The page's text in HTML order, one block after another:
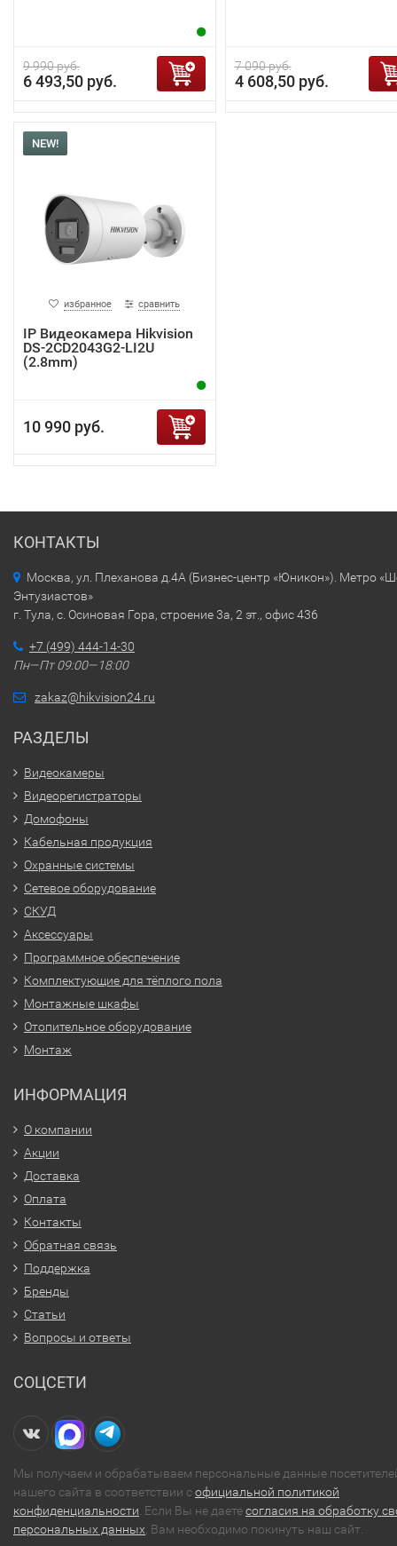
9 990 руб.
6 493,50 руб.
7 090 руб.
4 608,50 руб.
NEW!
избранное сравнить
IP Видеокамера Hikvision
DS-2CD2043G2-LI2U
(2.8mm)
10 990 руб.
КОНТАКТЫ
Москва, ул. Плеханова д.4А (Бизнес-центр «Юникон»). Метро
Энтузиастов»
г. Тула, с. Осиновая Гора, строение 3а, 2 эт., офис 436
+7 (499) 444-14-30
Пн—Пт 09:00—18:00
zakaz@hikvision24.ru
РАЗДЕЛЫ
Видеокамеры
Видеорегистраторы
Домофоны
Кабельная продукция
Охранные системы
Сетевое оборудование
СКУД
Аксессуары
Программное обеспечение
Комплектующие для тёплого пола
Монтажные шкафы
Отопительное оборудование
Монтаж
ИНФОРМАЦИЯ
О компании
Акции
Доставка
Оплата
Контакты
Обратная связь
Поддержка
Бренды
Статьи
Вопросы и ответы
СОЦСЕТИ
Мы получаем и обрабатываем персональные данные
нашего сайта в соответствии софициальной политикой
конфиденциальности . Если Вы не даетесогласия на обработку
персональных данных , Вам необходимо покинуть наш сайт.